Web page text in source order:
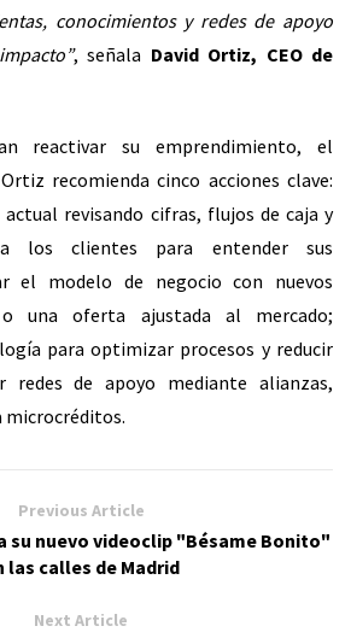
conocimientos y redes de apoyo
, señala David Ortiz, CEO de
reactivar su emprendimiento, el
recomienda cinco acciones clave:
revisando cifras, flujos de caja y
a los clientes para entender sus
el modelo de negocio con nuevos
una oferta ajustada al mercado;
para optimizar procesos y reducir
redes de apoyo mediante alianzas,
microcréditos.
Previous Article
su nuevo videoclip "Bésame Bonito"
las calles de Madrid
Next Article